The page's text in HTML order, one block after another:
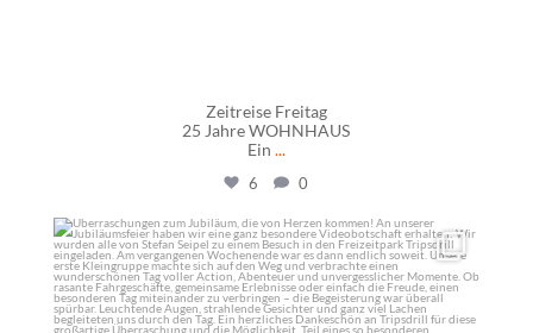
Zeitreise Freitag
25 Jahre WOHNHAUS
Ein ...
6 0
daswohnhausostfildern
Juni 2